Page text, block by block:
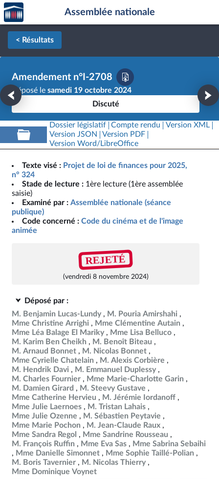
Aller au contenu
Aller en bas de la page
Accèder
à la
page
d'accueil
Assemblée nationale
< Résultats
Amendement n°I-2708
Déposé le samedi 19 octobre 2024
Discuté
Dossier législatif Compte rendu
Version XML
Version JSON
Version PDF
Version Word/LibreOffice
Texte visé : Projet de loi de finances pour 2025,
n° 324
Stade de lecture : 1ère lecture (1ère assemblée
saisie)
Examiné par : Assemblée nationale (séance
publique)
Code concerné : Code du cinéma et de l'image
animée
REJETÉ
(vendredi 8 novembre 2024)
Déposé par :
M. Benjamin Lucas-Lundy
M. Pouria Amirshahi
Mme Christine Arrighi
Mme Clémentine Autain
Mme Léa Balage El Mariky
Mme Lisa Belluco
M. Karim Ben Cheikh
M. Benoît Biteau
M. Arnaud Bonnet
M. Nicolas Bonnet
Mme Cyrielle Chatelain
M. Alexis Corbière
M. Hendrik Davi
M. Emmanuel Duplessy
M. Charles Fournier
Mme Marie-Charlotte Garin
M. Damien Girard
M. Steevy Gustave
Mme Catherine Hervieu
M. Jérémie Iordanoff
Mme Julie Laernoes
M. Tristan Lahais
Mme Julie Ozenne
M. Sébastien Peytavie
Mme Marie Pochon
M. Jean-Claude Raux
Mme Sandra Regol
Mme Sandrine Rousseau
M. François Ruffin
Mme Eva Sas
Mme Sabrina Sebaihi
Mme Danielle Simonnet
Mme Sophie Taillé-Polian
M. Boris Tavernier
M. Nicolas Thierry
Mme Dominique Voynet